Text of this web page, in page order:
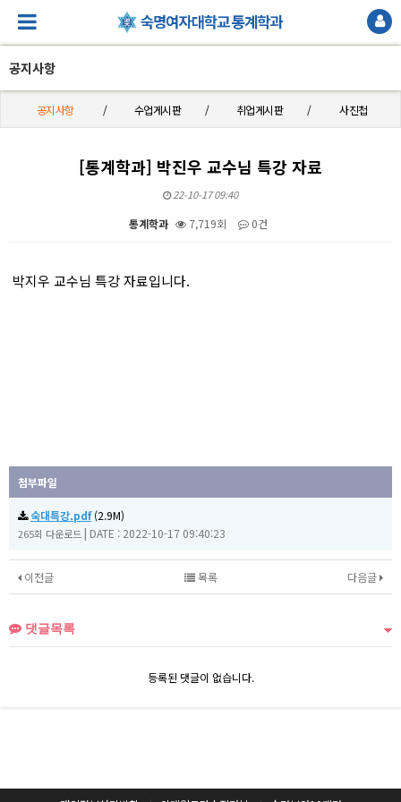
공지사항
공지사항 수업게시판 취업게시판 사진첩
[통계학과] 박진우 교수님 특강 자료
22-10-17 09:40
통계학과 7,719회 0건
박지우 교수님 특강 자료입니다.
첨부파일
숙대특강.pdf(2.9M)
265회 다운로드 | DATE : 2022-10-17 09:40:23
이전글 다음글
목록
댓글목록
등록된 댓글이 없습니다.